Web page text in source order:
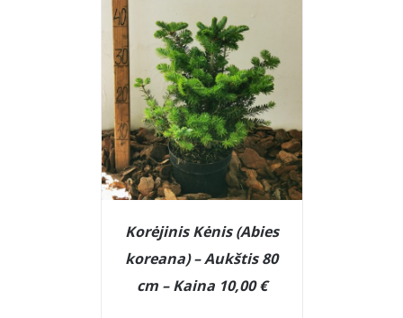
Korėjinis Kėnis (Abies
koreana) – Aukštis 80
cm – Kaina 10,00 €